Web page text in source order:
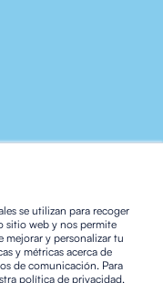
se utilizan para recoger
sitio web y nos permite
mejorar y personalizar tu
y métricas acerca de
de comunicación. Para
política de privacidad.